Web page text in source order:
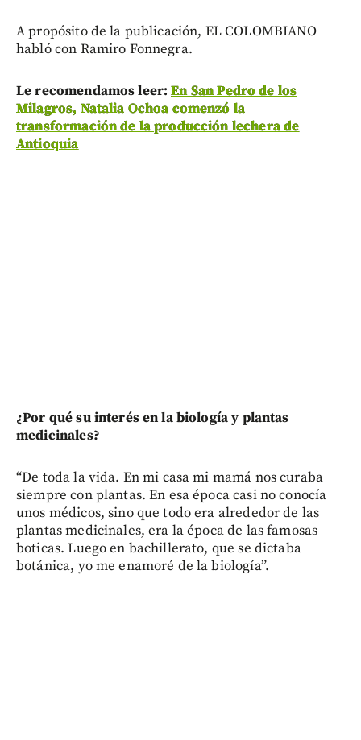
A propósito de la publicación, EL COLOMBIANO
habló con Ramiro Fonnegra.
Le recomendamos leer:En San Pedro de los
Milagros, Natalia Ochoa comenzó la
transformación de la producción lechera de
Antioquia
¿Por qué su interés en la biología y plantas
medicinales?
“De toda la vida. En mi casa mi mamá nos curaba
siempre con plantas. En esa época casi no conocía
unos médicos, sino que todo era alrededor de las
plantas medicinales, era la época de las famosas
boticas. Luego en bachillerato, que se dictaba
botánica, yo me enamoré de la biología”.